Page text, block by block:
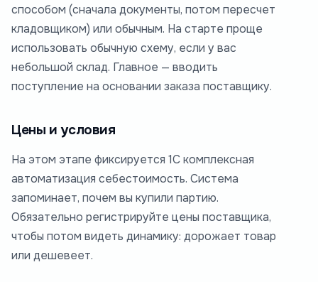
способом (сначала документы, потом пересчет
кладовщиком) или обычным. На старте проще
использовать обычную схему, если у вас
небольшой склад. Главное — вводить
поступление на основании заказа поставщику.
Цены и условия
На этом этапе фиксируется 1С комплексная
автоматизация себестоимость. Система
запоминает, почем вы купили партию.
Обязательно регистрируйте цены поставщика,
чтобы потом видеть динамику: дорожает товар
или дешевеет.